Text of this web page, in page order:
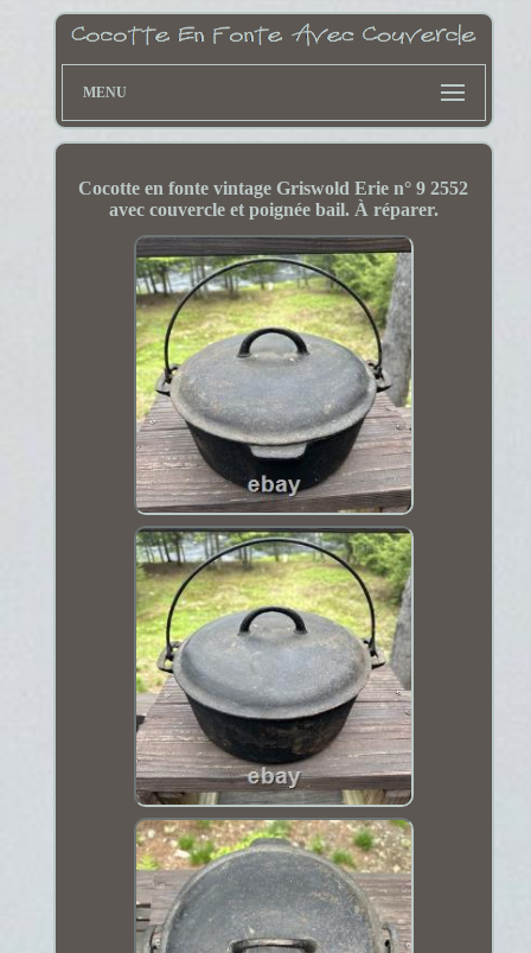
MENU
Cocotte en fonte vintage Griswold Erie n° 9 2552
avec couvercle et poignée bail. À réparer.